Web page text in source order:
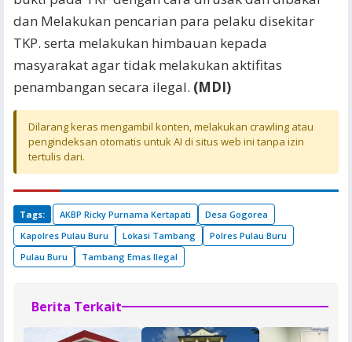
dan Melakukan pencarian para pelaku disekitar
TKP. serta melakukan himbauan kepada
masyarakat agar tidak melakukan aktifitas
penambangan secara ilegal. (MDI)
Dilarang keras mengambil konten, melakukan crawling atau
pengindeksan otomatis untuk AI di situs web ini tanpa izin
tertulis dari.
Tags: AKBP Ricky Purnama Kertapati
Desa Gogorea
Kapolres Pulau Buru
Lokasi Tambang
Polres Pulau Buru
Pulau Buru
Tambang Emas Ilegal
Berita Terkait